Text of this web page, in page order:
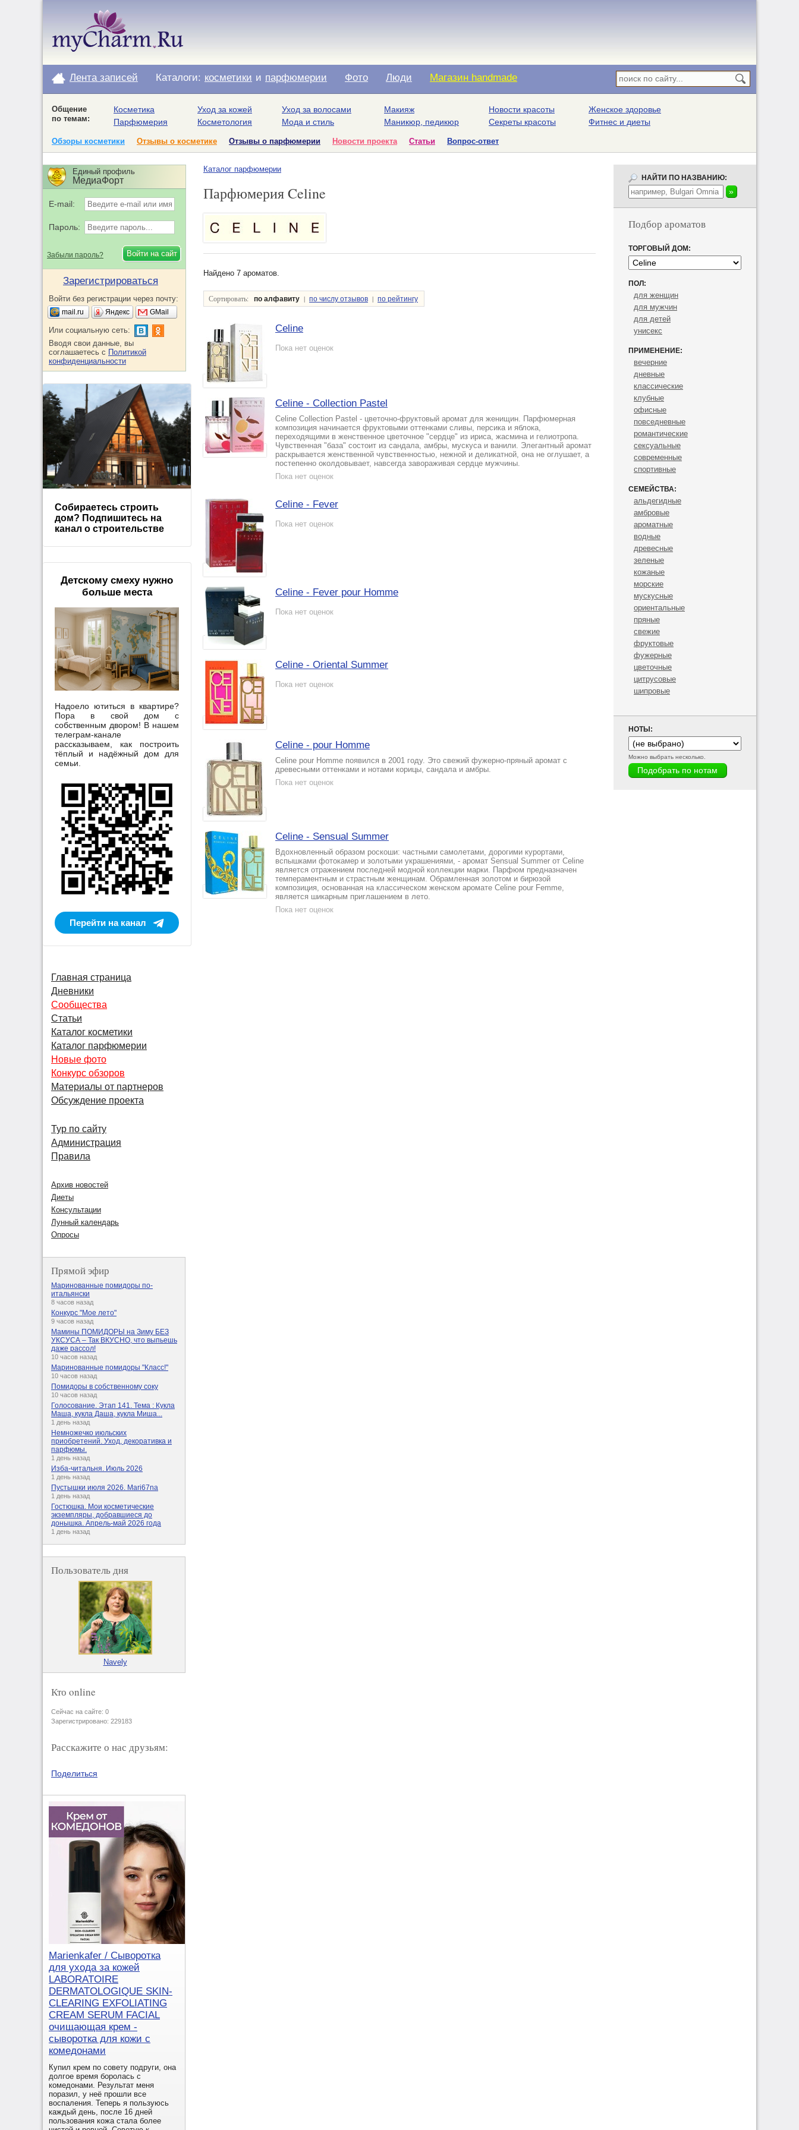
Лента записей Каталоги: косметики и парфюмерии Фото Люди Магазин handmade
Общение
по темам:
Косметика
Парфюмерия
Уход за кожей
Косметология
Уход за волосами
Мода и стиль
Макияж
Маникюр, педикюр
Новости красоты
Секреты красоты
Женское здоровье
Фитнес и диеты
Обзоры косметики Отзывы о косметике Отзывы о парфюмерии Новости проекта Статьи Вопрос-ответ
Каталог парфюмерии
Парфюмерия Celine
Найдено 7 ароматов.
Сортировать: по алфавиту | по числу отзывов | по рейтингу
Celine
Пока нет оценок
Celine - Collection Pastel
Celine Collection Pastel - цветочно-фруктовый аромат для женищин. Парфюмерная
композиция начинается фруктовыми оттенками сливы, персика и яблока,
переходящими в женственное цветочное "сердце" из ириса, жасмина и гелиотропа.
Чувственная "база" состоит из сандала, амбры, мускуса и ванили. Элегантный аромат
раскрывается женственной чувственностью, нежной и деликатной, она не оглушает, а
постепенно околдовывает, навсегда завораживая сердце мужчины.
Пока нет оценок
Celine - Fever
Пока нет оценок
Celine - Fever pour Homme
Пока нет оценок
Celine - Oriental Summer
Пока нет оценок
Celine - pour Homme
Celine pour Homme появился в 2001 году. Это свежий фужерно-пряный аромат с
древесными оттенками и нотами корицы, сандала и амбры.
Пока нет оценок
Celine - Sensual Summer
Вдохновленный образом роскоши: частными самолетами, дорогими курортами,
вспышками фотокамер и золотыми украшениями, - аромат Sensual Summer от Celine
является отражением последней модной коллекции марки. Парфюм предназначен
темпераментным и страстным женщинам. Обрамленная золотом и бирюзой
композиция, основанная на классическом женском аромате Celine pour Femme,
является шикарным приглашением в лето.
Пока нет оценок
НАЙТИ ПО НАЗВАНИЮ:
Подбор ароматов
ТОРГОВЫЙ ДОМ:
ПОЛ:
для женщин
для мужчин
для детей
унисекс
ПРИМЕНЕНИЕ:
вечерние
дневные
классические
клубные
офисные
повседневные
романтические
сексуальные
современные
спортивные
СЕМЕЙСТВА:
альдегидные
амбровые
ароматные
водные
древесные
зеленые
кожаные
морские
мускусные
ориентальные
пряные
свежие
фруктовые
фужерные
цветочные
цитрусовые
шипровые
НОТЫ:
Можно выбрать несколько.
Единый профиль
МедиаФорт
E-mail:
Пароль:
Забыли пароль?
Зарегистрироваться
Войти без регистрации через почту:
mail.ru Яндекс GMail
Или социальную сеть:
Вводя свои данные, вы
соглашаетесь с Политикой
конфиденциальности
Собираетесь строить
дом? Подпишитесь на
канал о строительстве
Детскому смеху нужно
больше места
Надоело ютиться в квартире?
Пора в свой дом с
собственным двором! В нашем
телеграм-канале
рассказываем, как построить
тёплый и надёжный дом для
семьи.
Перейти на канал
Главная страница
Дневники
Сообщества
Статьи
Каталог косметики
Каталог парфюмерии
Новые фото
Конкурс обзоров
Материалы от партнеров
Обсуждение проекта
Тур по сайту
Администрация
Правила
Архив новостей
Диеты
Консультации
Лунный календарь
Опросы
Прямой эфир
Маринованные помидоры по-
итальянски
8 часов назад
Конкурс "Мое лето"
9 часов назад
Мамины ПОМИДОРЫ на Зиму БЕЗ
УКСУСА – Так ВКУСНО, что выпьешь
даже рассол!
10 часов назад
Маринованные помидоры "Класс!"
10 часов назад
Помидоры в собственному соку
10 часов назад
Голосование. Этап 141. Тема : Кукла
Маша, кукла Даша, кукла Миша...
1 день назад
Немножечко июльских
приобретений. Уход, декоративка и
парфюмы.
1 день назад
Изба-читальня. Июль 2026
1 день назад
Пустышки июля 2026. Mari67na
1 день назад
Гостюшка. Мои косметические
экземпляры, добравшиеся до
донышка. Апрель-май 2026 года
1 день назад
Пользователь дня
Navely
Кто online
Сейчас на сайте: 0
Зарегистрировано: 229183
Расскажите о нас друзьям:
Поделиться
Marienkafer / Сыворотка
для ухода за кожей
LABORATOIRE
DERMATOLOGIQUE SKIN-
CLEARING EXFOLIATING
CREAM SERUM FACIAL
очищающая крем -
сыворотка для кожи с
комедонами
Купил крем по совету подруги, она
долгое время боролась с
комедонами. Результат меня
поразил, у неё прошли все
воспаления. Теперь я пользуюсь
каждый день, после 16 дней
пользования кожа стала более